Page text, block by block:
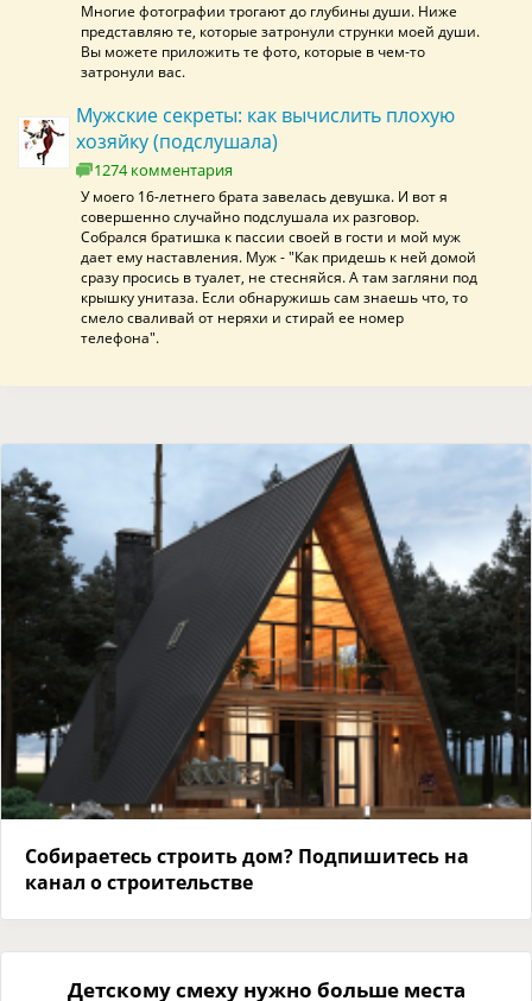
Многие фотографии трогают до глубины души. Ниже
представляю те, которые затронули струнки моей души.
Вы можете приложить те фото, которые в чем-то
затронули вас.
Мужские секреты: как вычислить плохую
хозяйку (подслушала)
1274 комментария
У моего 16-летнего брата завелась девушка. И вот я
совершенно случайно подслушала их разговор.
Собрался братишка к пассии своей в гости и мой муж
дает ему наставления. Муж - "Как придешь к ней домой
сразу просись в туалет, не стесняйся. А там загляни под
крышку унитаза. Если обнаружишь сам знаешь что, то
смело сваливай от неряхи и стирай ее номер
телефона".
Собираетесь строить дом? Подпишитесь на
канал о строительстве
Детскому смеху нужно больше места